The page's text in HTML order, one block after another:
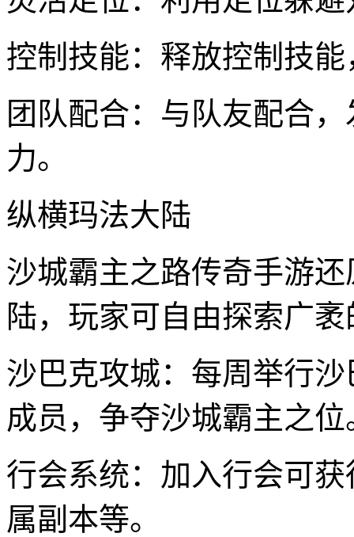
控制技能：释放控制技
团队配合：与队友配合
力。
纵横玛法大陆
沙城霸主之路传奇手游
陆，玩家可自由探索广
沙巴克攻城：每周举行
成员，争夺沙城霸主之位
行会系统：加入行会可
属副本等。